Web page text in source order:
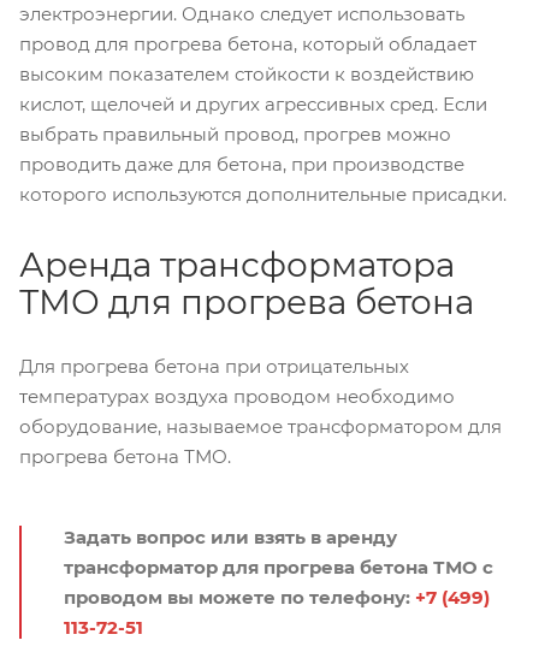
электроэнергии. Однако следует использовать
провод для прогрева бетона, который обладает
высоким показателем стойкости к воздействию
кислот, щелочей и других агрессивных сред. Если
выбрать правильный провод, прогрев можно
проводить даже для бетона, при производстве
которого используются дополнительные присадки.
Аренда трансформатора
ТМО для прогрева бетона
Для прогрева бетона при отрицательных
температурах воздуха проводом необходимо
оборудование, называемое трансформатором для
прогрева бетона ТМО.
Задать вопрос или взять в аренду
трансформатор для прогрева бетона ТМО с
проводом вы можете по телефону: +7 (499)
113-72-51